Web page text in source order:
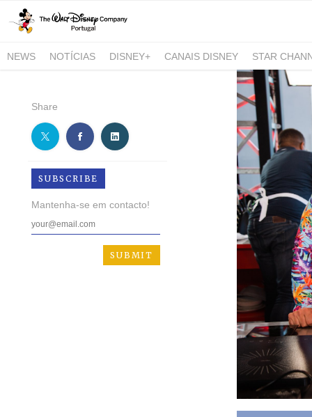
NEWS NOTÍCIAS DISNEY+ CANAIS DISNEY STAR
NATIONAL GEOGRAPHIC AND NATIONAL GEOGRAPHIC WILD
Share
SUBSCRIBE
Mantenha-se em contacto!